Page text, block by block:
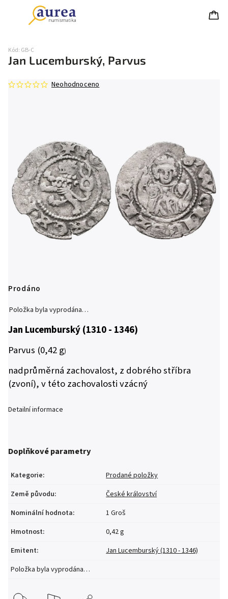
Jan Lucemburský, Parvus
Kód: GB-C
Neohodnoceno
Prodáno
Položka byla vyprodána…
Jan Lucemburský (1310 - 1346)
Parvus (0,42 g)
nadprůměrná zachovalost, z dobrého stříbra
(zvoní), v této zachovalosti vzácný
Detailní informace
Doplňkové parametry
Kategorie:
Prodané položky
Země původu:
České království
Nominální hodnota:
1 Groš
Hmotnost:
0,42 g
Emitent:
Jan Lucemburský (1310 - 1346)
Položka byla vyprodána…